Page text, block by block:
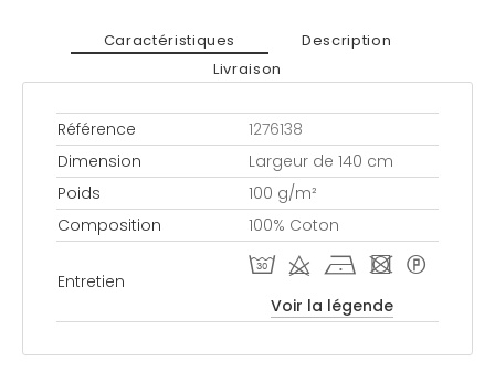
Caractéristiques
Description
Livraison
Référence
1276138
Dimension
Largeur de 140 cm
Poids
100 g/m²
Composition
100% Coton
Entretien
T d h - *
Voir la légende